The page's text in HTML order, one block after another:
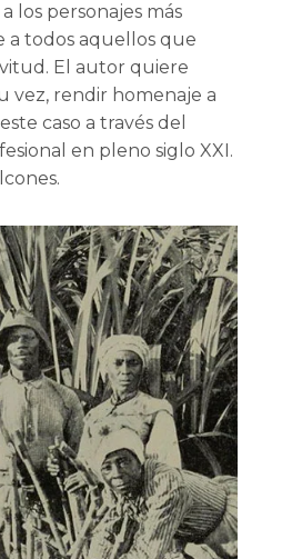
los personajes más
a todos aquellos que
El autor quiere
vez, rendir homenaje a
caso a través del
en pleno siglo XXI.